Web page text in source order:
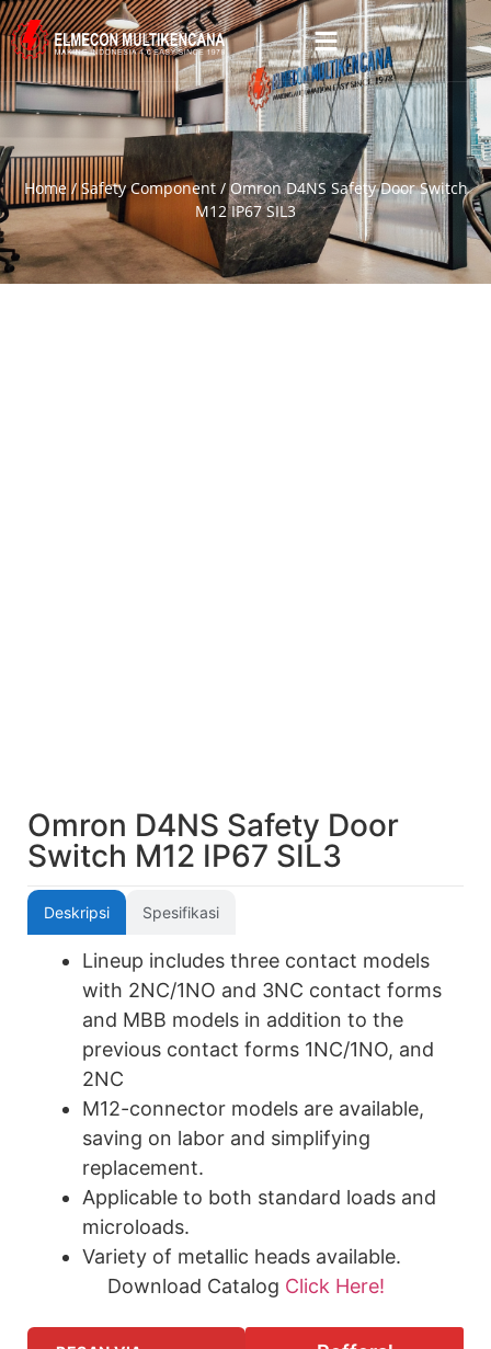
Home/Safety Component/ Omron D4NS Safety Door Switch
M12 IP67 SIL3
Omron D4NS Safety Door
Switch M12 IP67 SIL3
Deskripsi Spesifikasi
Lineup includes three contact models
with 2NC/1NO and 3NC contact forms
and MBB models in addition to the
previous contact forms 1NC/1NO, and
2NC
M12-connector models are available,
saving on labor and simplifying
replacement.
Applicable to both standard loads and
microloads.
Variety of metallic heads available.
Download Catalog Click Here!